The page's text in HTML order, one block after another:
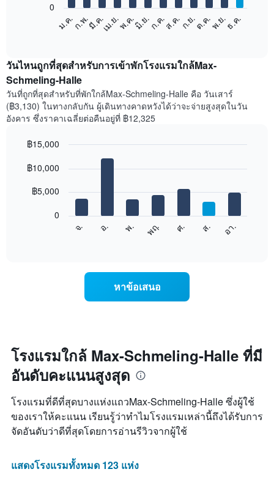
แสดง
ราคา
เฉลี่ย
ของ
ห้อง
พัก
แต่ละ
แผนภูมิ
แกน
ราคา
เฉลี่ย
ของ
พัก
ม.ค.ก.พ.มี.ค.เม.ย.พ.ค.มิ.ย.ก.ค.ส.ค.ก.ย.ต.ค.พ.ย.ธ.ค.
0
วันไหนถูกที่สุดสำหรับการเข้าพักโรงแรมใกล้Max-
Schmeling-Halle
วันที่ถูกที่สุดสำหรับที่พักใกล้Max-Schmeling-Halle คือ วันเสาร์
(฿3,130) ในทางกลับกัน ผู้เดินทางคาดหวังได้ว่าจะจ่ายสูงสุดในวัน
อังคาร ซึ่งราคาเฉลี่ยต่อคืนอยู่ที่ ฿12,325
chart
bars.
วัน
ของ
สัปดาห์
แผนภูมิ
มี
แกน
X
แสดง
graphic.
จ. อ. พ. พฤ. ศ. ส. อา.
0
฿5,000
฿10,000
฿15,000
หาข้อเสนอ
โรงแรมใกล้ Max-Schmeling-Halle ที่มี
อันดับคะแนนสูงสุด
โรงแรมที่ดีที่สุดบางแห่งแถวMax-Schmeling-Halle ซึ่งผู้ใช้
ของเราให้คะแนน เรียนรู้ว่าทำไมโรงแรมเหล่านี้ถึงได้รับการ
จัดอันดับว่าดีที่สุดโดยการอ่านรีวิวจากผู้ใช้
แสดงโรงแรมทั้งหมด 123 แห่ง